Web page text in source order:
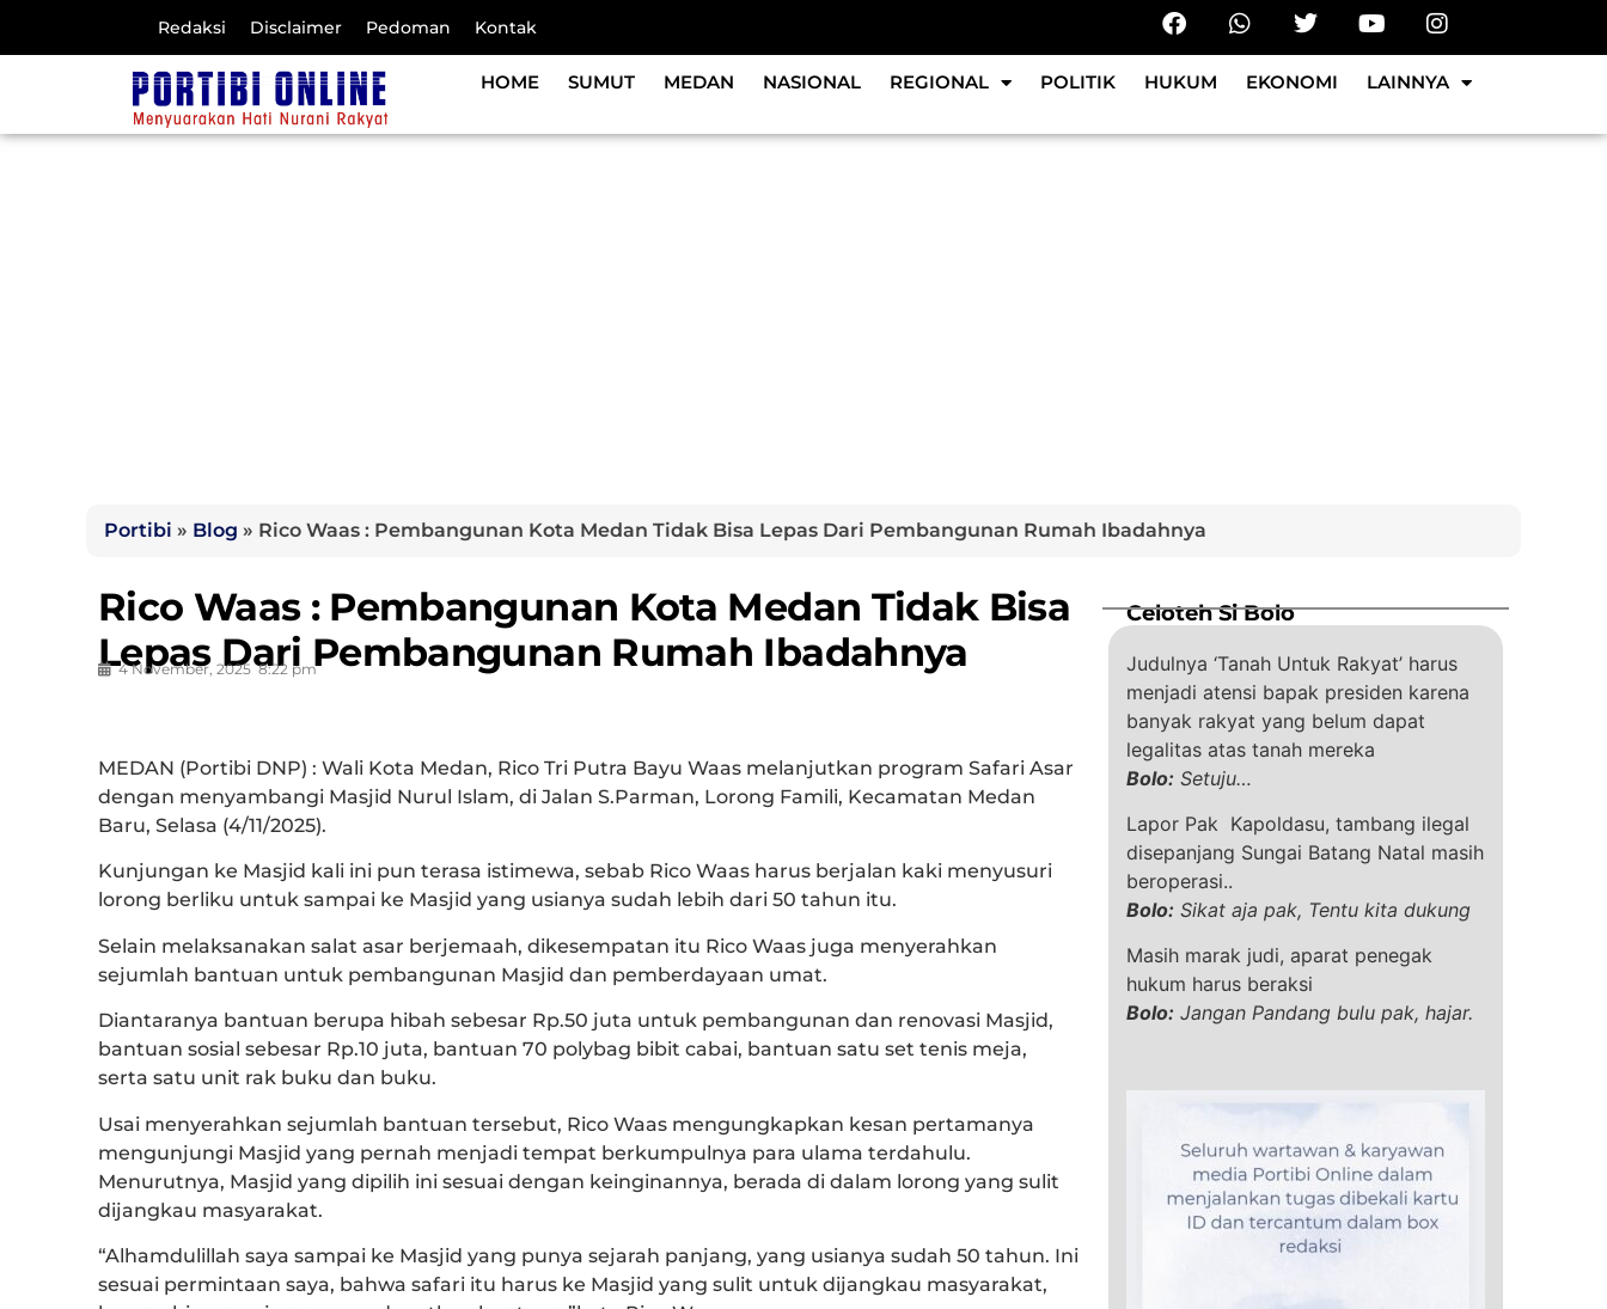
Redaksi Disclaimer Pedoman Kontak
HOME SUMUT MEDAN NASIONAL REGIONAL POLITIK HUKUM EKONOMI LAINNYA
Portibi » Blog » Rico Waas : Pembangunan Kota Medan Tidak Bisa Lepas Dari Pembangunan Rumah Ibadahnya
Rico Waas : Pembangunan Kota Medan Tidak Bisa
Lepas Dari Pembangunan Rumah Ibadahnya
4 November, 2025 8:22 pm
MEDAN (Portibi DNP) : Wali Kota Medan, Rico Tri Putra Bayu Waas melanjutkan program Safari Asar
dengan menyambangi Masjid Nurul Islam, di Jalan S.Parman, Lorong Famili, Kecamatan Medan
Baru, Selasa (4/11/2025).
Kunjungan ke Masjid kali ini pun terasa istimewa, sebab Rico Waas harus berjalan kaki menyusuri
lorong berliku untuk sampai ke Masjid yang usianya sudah lebih dari 50 tahun itu.
Selain melaksanakan salat asar berjemaah, dikesempatan itu Rico Waas juga menyerahkan
sejumlah bantuan untuk pembangunan Masjid dan pemberdayaan umat.
Diantaranya bantuan berupa hibah sebesar Rp.50 juta untuk pembangunan dan renovasi Masjid,
bantuan sosial sebesar Rp.10 juta, bantuan 70 polybag bibit cabai, bantuan satu set tenis meja,
serta satu unit rak buku dan buku.
Usai menyerahkan sejumlah bantuan tersebut, Rico Waas mengungkapkan kesan pertamanya
mengunjungi Masjid yang pernah menjadi tempat berkumpulnya para ulama terdahulu.
Menurutnya, Masjid yang dipilih ini sesuai dengan keinginannya, berada di dalam lorong yang sulit
dijangkau masyarakat.
“Alhamdulillah saya sampai ke Masjid yang punya sejarah panjang, yang usianya sudah 50 tahun. Ini
sesuai permintaan saya, bahwa safari itu harus ke Masjid yang sulit untuk dijangkau masyarakat,
Celoteh Si Bolo
Judulnya ‘Tanah Untuk Rakyat’ harus
menjadi atensi bapak presiden karena
banyak rakyat yang belum dapat
legalitas atas tanah mereka
Bolo: Setuju…
Lapor Pak Kapoldasu, tambang ilegal
disepanjang Sungai Batang Natal masih
beroperasi..
Bolo: Sikat aja pak, Tentu kita dukung
Masih marak judi, aparat penegak
hukum harus beraksi
Bolo: Jangan Pandang bulu pak, hajar.